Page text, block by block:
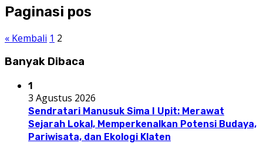
Paginasi pos
« Kembali 1 2
Banyak Dibaca
1
3 Agustus 2026
Sendratari Manusuk Sima I Upit: Merawat
Sejarah Lokal, Memperkenalkan Potensi Budaya,
Pariwisata, dan Ekologi Klaten